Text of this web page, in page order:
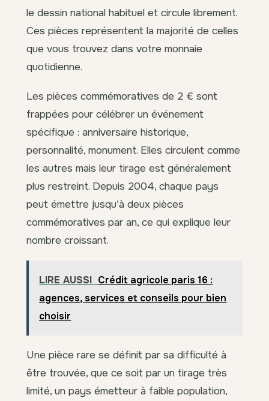
le dessin national habituel et circule librement.
Ces pièces représentent la majorité de celles
que vous trouvez dans votre monnaie
quotidienne.
Les pièces commémoratives de 2 € sont
frappées pour célébrer un événement
spécifique : anniversaire historique,
personnalité, monument. Elles circulent comme
les autres mais leur tirage est généralement
plus restreint. Depuis 2004, chaque pays
peut émettre jusqu’à deux pièces
commémoratives par an, ce qui explique leur
nombre croissant.
LIRE AUSSI Crédit agricole paris 16 :
agences, services et conseils pour bien
choisir
Une pièce rare se définit par sa difficulté à
être trouvée, que ce soit par un tirage très
limité, un pays émetteur à faible population,